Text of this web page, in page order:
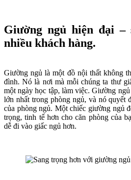
Giường ngủ hiện đại –
nhiều khách hàng.
Giường ngủ là một đồ nội thất không
đình. Nó là nơi mà mỗi chúng ta thư
một ngày học tập, làm việc. Giường
lớn nhất trong phòng ngủ, và nó quyết
của phòng ngủ. Một chiếc giường ngủ
trọng, tinh tế hơn cho căn phòng của
dễ đi vào giấc ngủ hơn.